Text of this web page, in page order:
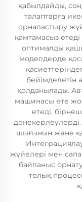
қабылдайды,
талаптарға
орналастыру
қамтамасыз
оптималды
моделдерде
бейімделетін
қолданылады.
машинасы өте
етеді,
шығынын және
жүйелері мен
байланыс
толық